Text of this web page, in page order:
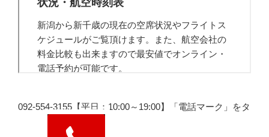
092-554-3155【平日：10:00～19:00】「電話マーク」をタ